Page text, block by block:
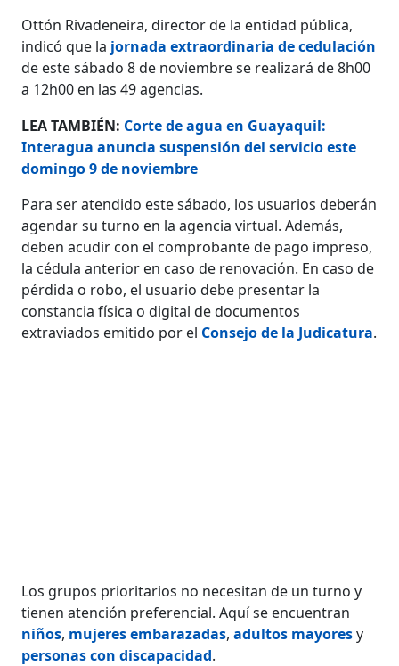
Ottón Rivadeneira, director de la entidad pública,
indicó que la jornada extraordinaria de cedulación
de este sábado 8 de noviembre se realizará de 8h00
a 12h00 en las 49 agencias.
LEA TAMBIÉN: Corte de agua en Guayaquil:
Interagua anuncia suspensión del servicio este
domingo 9 de noviembre
Para ser atendido este sábado, los usuarios deberán
agendar su turno en la agencia virtual. Además,
deben acudir con el comprobante de pago impreso,
la cédula anterior en caso de renovación. En caso de
pérdida o robo, el usuario debe presentar la
constancia física o digital de documentos
extraviados emitido por el Consejo de la Judicatura.
Los grupos prioritarios no necesitan de un turno y
tienen atención preferencial. Aquí se encuentran
niños, mujeres embarazadas,adultos mayoresy
personas con discapacidad.